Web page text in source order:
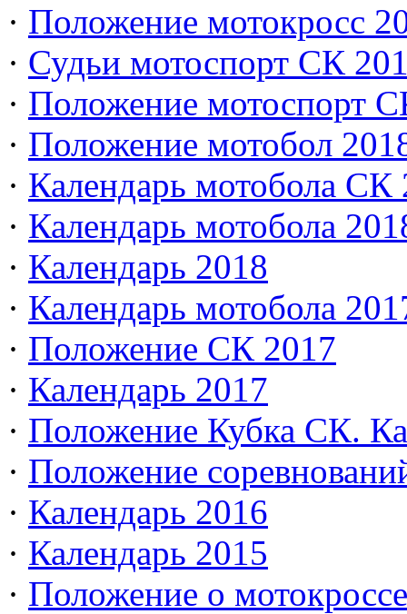
· Положение мотокросс
· Судьи мотоспорт СК
· Положение мотоспорт
· Положение мотобол
· Календарь мотобола СК
· Календарь мотобола
· Календарь 2018
· Календарь мотобола
· Положение СК 2017
· Календарь 2017
· Положение Кубка СК.
· Положение
· Календарь 2016
· Календарь 2015
· Положение о